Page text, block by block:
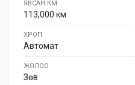
ЯВСАН КМ:
113,000 км
ХРОП
Автомат
ЖОЛОО
Зөв